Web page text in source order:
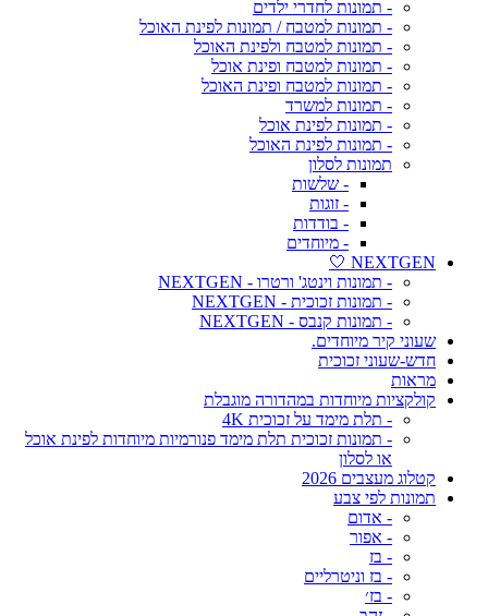
- תמונות לחדרי ילדים
- תמונות למטבח / תמונות לפינת האוכל
- תמונות למטבח ולפינת האוכל
- תמונות למטבח ופינת אוכל
- תמונות למטבח ופינת האוכל
- תמונות למשרד
- תמונות לפינת אוכל
- תמונות לפינת האוכל
תמונות לסלון
- שלשות
- זוגות
- בודדות
- מיוחדים
NEXTGEN 🤍
- תמונות וינטג' ורטרו - NEXTGEN
- תמונות זכוכית - NEXTGEN
- תמונות קנבס - NEXTGEN
שעוני קיר מיוחדים.
חדש-שעוני זכוכית
מראות
קולקציות מיוחדות במהדורה מוגבלת
- תלת מימד על זכוכית 4K
- תמונות זכוכית תלת מימד פנורמיות מיוחדות לפינת אוכל
או לסלון
קטלוג מעצבים 2026
תמונות לפי צבע
- אדום
- אפור
- בז
- בז וניטרליים
- בז׳